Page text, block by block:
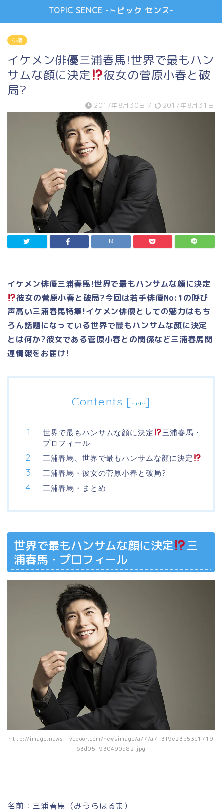
TOPIC SENCE -トピック センス-
俳優
イケメン俳優三浦春馬!世界で最もハン
サムな顔に決定
彼女の菅原小春と破
局?
2017年8月30日 / 2017年8月31日
イケメン俳優三浦春馬!世界で最もハンサムな顔に決定
彼女の菅原小春と破局?今回は若手俳優No:1の呼び
声高い三浦春馬特集!イケメン俳優としての魅力はもち
ろん話題になっている世界で最もハンサムな顔に決定
とは何か?彼女である菅原小春との関係など三浦春馬関
連情報をお届け!
Contents [hide]
世界で最もハンサムな顔に決定
三浦春馬・
プロフィール
三浦春馬、世界で最もハンサムな顔に決定
三浦春馬・彼女の菅原小春と破局?
三浦春馬・まとめ
世界で最もハンサムな顔に決定
三
浦春馬・プロフィール
http://image.news.livedoor.com/newsimage/a/7/a7f3f9e23b53c1719
63d05f930490d82.jpg
名前：三浦春馬（みうらはるま）